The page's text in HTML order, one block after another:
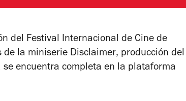
del Festival Internacional de Cine de
de la miniserie Disclaimer, producción del
se encuentra completa en la plataforma